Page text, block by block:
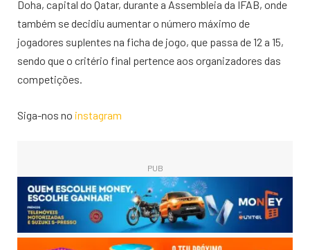
Doha, capital do Qatar, durante a Assembleia da IFAB, onde
também se decidiu aumentar o número máximo de
jogadores suplentes na ficha de jogo, que passa de 12 a 15,
sendo que o critério final pertence aos organizadores das
competições.
Siga-nos no instagram
PUB